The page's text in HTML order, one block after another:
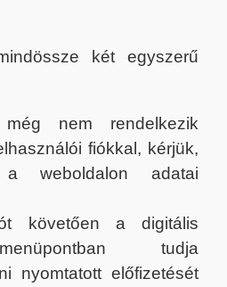
két egyszerű
még nem rendelkezik
fiókkal, kérjük,
a weboldalon adatai
követően a digitális
tudja
nyomtatott előfizetését